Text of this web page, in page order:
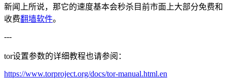
新闻上所说，那它的速度基本会秒杀目前市面上大部分免费和
收费翻墙软件。
---
tor设置参数的详细教程也请参阅：
https://www.torproject.org/docs/tor-manual.html.en